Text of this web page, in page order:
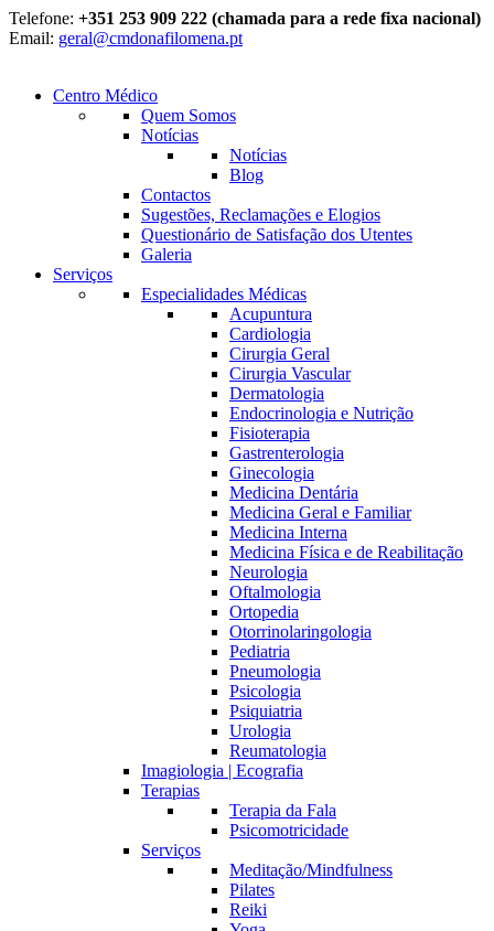
Telefone: +351 253 909 222 (chamada para a rede fixa nacional)
Email: geral@cmdonafilomena.pt
Centro Médico
Quem Somos
Notícias
Notícias
Blog
Contactos
Sugestões, Reclamações e Elogios
Questionário de Satisfação dos Utentes
Galeria
Serviços
Especialidades Médicas
Acupuntura
Cardiologia
Cirurgia Geral
Cirurgia Vascular
Dermatologia
Endocrinologia e Nutrição
Fisioterapia
Gastrenterologia
Ginecologia
Medicina Dentária
Medicina Geral e Familiar
Medicina Interna
Medicina Física e de Reabilitação
Neurologia
Oftalmologia
Ortopedia
Otorrinolaringologia
Pediatria
Pneumologia
Psicologia
Psiquiatria
Urologia
Reumatologia
Imagiologia | Ecografia
Terapias
Terapia da Fala
Psicomotricidade
Serviços
Meditação/Mindfulness
Pilates
Reiki